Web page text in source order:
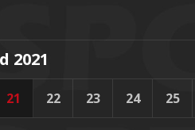
2021
21 22 23 24 25